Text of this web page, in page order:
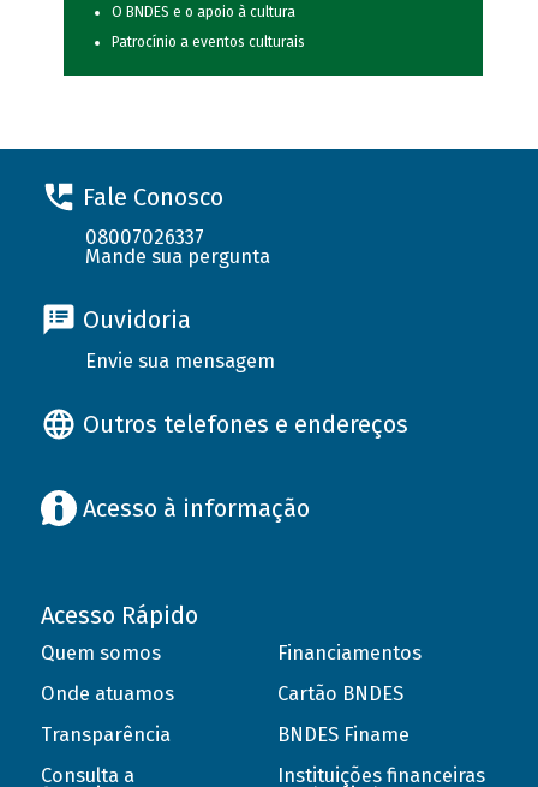
O BNDES e o apoio à cultura
Patrocínio a eventos culturais
Fale Conosco
08007026337
Mande sua pergunta
Ouvidoria
Envie sua mensagem
Outros telefones e endereços
Acesso à informação
Acesso Rápido
Quem somos
Onde atuamos
Transparência
Consulta a
Financiamentos
Cartão BNDES
BNDES Finame
Instituições financeiras